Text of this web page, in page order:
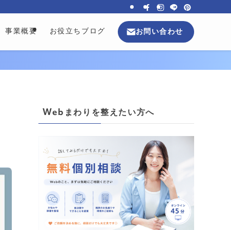
事業概要 お役立ちブログ
お問い合わせ
Webまわりを整えたい方へ